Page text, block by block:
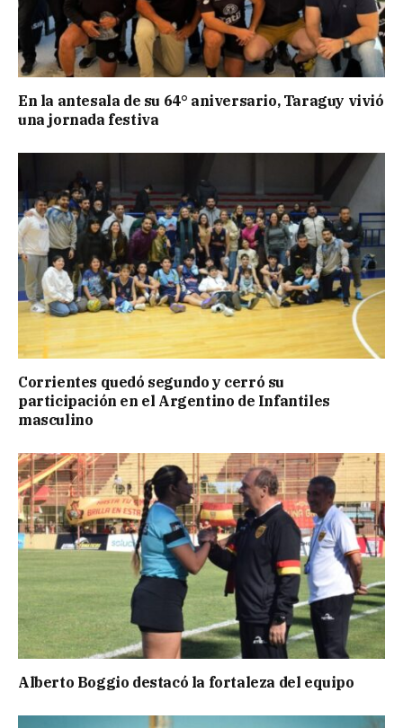
En la antesala de su 64° aniversario, Taraguy vivió
una jornada festiva
Corrientes quedó segundo y cerró su
participación en el Argentino de Infantiles
masculino
Alberto Boggio destacó la fortaleza del equipo